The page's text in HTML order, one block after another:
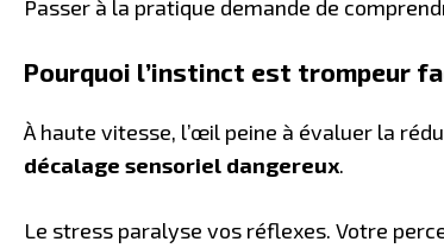
Passer à la pratique demande de
Pourquoi l’instinct est trompeur
À haute vitesse, l’œil peine à évaluer la
décalage sensoriel dangereux.
Le stress paralyse vos réflexes. Votre